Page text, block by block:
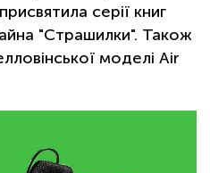
серії книг
"Страшилки". Також
моделі Air